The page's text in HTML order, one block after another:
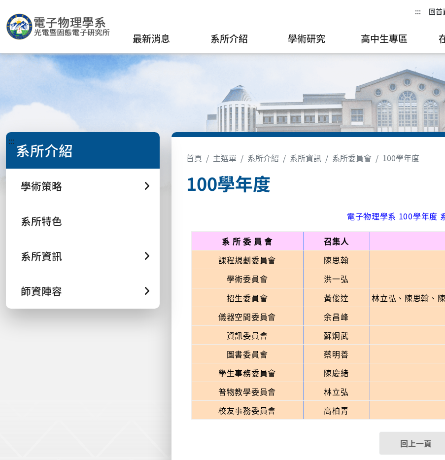
::: 回首
最新消息 系所介紹 學術研究 高中生專區
::: 系所介紹
學術策略
系所特色
系所資訊
師資陣容
首頁 主選單 系所介紹 系所資訊 系所委員會 100學年度
100學年度
電子物理學系 100學年度
系 所 委 員 會 召集人
課程規劃委員會
陳思翰
學術委員會
洪一弘
招生委員會
黃俊達
林立弘、陳思翰、
儀器空間委員會
余昌峰
資訊委員會
蘇炯武
圖書委員會
蔡明善
學生事務委員會
陳慶緒
普物教學委員會
林立弘
校友事務委員會
高柏青
回上一頁